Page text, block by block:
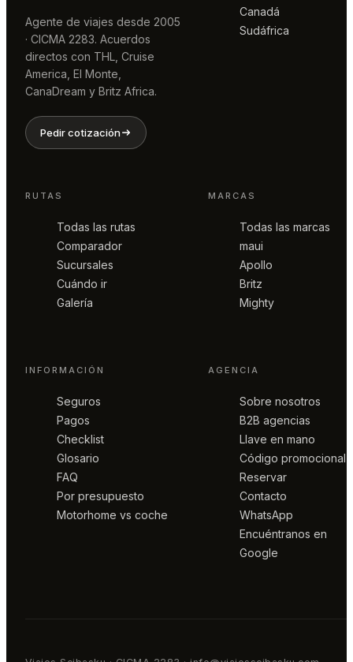
Agente de viajes desde 2005
· CICMA 2283. Acuerdos
directos con THL, Cruise
America, El Monte,
CanaDream y Britz Africa.
Pedir cotización
Canadá
Sudáfrica
RUTAS
Todas las rutas
Comparador
Sucursales
Cuándo ir
Galería
MARCAS
Todas las marcas
maui
Apollo
Britz
Mighty
INFORMACIÓN
Seguros
Pagos
Checklist
Glosario
FAQ
Por presupuesto
Motorhome vs coche
AGENCIA
Sobre nosotros
B2B agencias
Llave en mano
Código promocional
Reservar
Contacto
WhatsApp
Encuéntranos en
Google